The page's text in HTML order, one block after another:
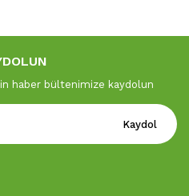
haber bültenimize kaydolun
Kaydol